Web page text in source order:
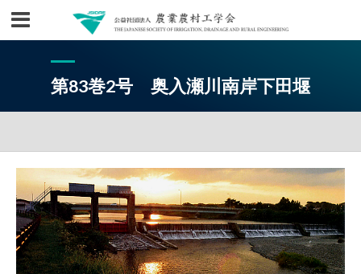
第83巻2号 奥入瀬川南岸下田堰